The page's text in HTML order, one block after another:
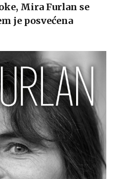
Mira Furlan se
je posvećena